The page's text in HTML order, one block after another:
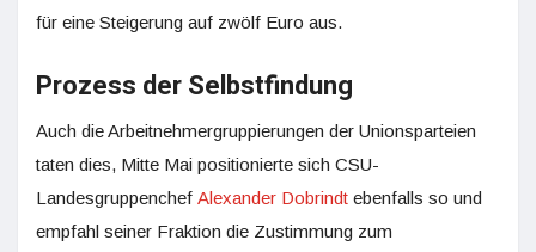
für eine Steigerung auf zwölf Euro aus.
Prozess der Selbstfindung
Auch die Arbeitnehmergruppierungen der Unionsparteien
taten dies, Mitte Mai positionierte sich CSU-
Landesgruppenchef Alexander Dobrindt ebenfalls so und
empfahl seiner Fraktion die Zustimmung zum